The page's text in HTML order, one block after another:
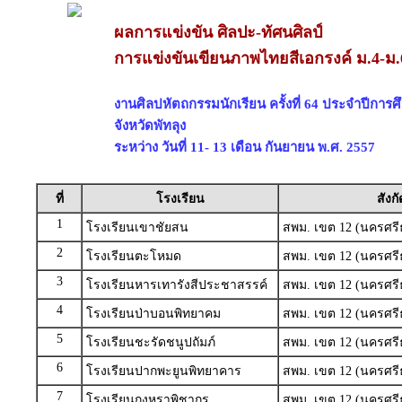
ผลการแข่งขัน ศิลปะ-ทัศนศิลป์
การแข่งขันเขียนภาพไทยสีเอกรงค์ ม.4-ม
งานศิลปหัตถกรรมนักเรียน ครั้งที่ 64 ประจำปีการ
จังหวัดพัทลุง
ระหว่าง วันที่ 11- 13 เดือน กันยายน พ.ศ. 2557
ที่ โรงเรียน
สังกั
1
โรงเรียนเขาชัยสน
สพม. เขต 12 (นครศ
2
โรงเรียนตะโหมด
สพม. เขต 12 (นครศ
3
โรงเรียนหารเทารังสีประชาสรรค์
สพม. เขต 12 (นครศ
4
โรงเรียนป่าบอนพิทยาคม
สพม. เขต 12 (นครศ
5
โรงเรียนชะรัดชนูปถัมภ์
สพม. เขต 12 (นครศ
6
โรงเรียนปากพะยูนพิทยาคาร
สพม. เขต 12 (นครศ
7